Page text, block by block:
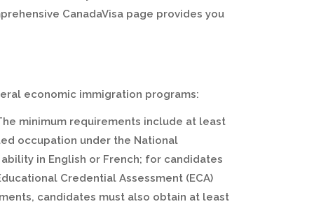
CanadaVisa page provides you
economic immigration programs:
minimum requirements include at least
occupation under the National
in English or French; for candidates
Credential Assessment (ECA)
candidates must also obtain at least